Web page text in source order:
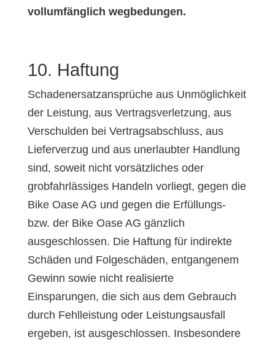
vollumfänglich wegbedungen.
10. Haftung
Schadenersatzansprüche aus Unmöglichkeit
der Leistung, aus Vertragsverletzung, aus
Verschulden bei Vertragsabschluss, aus
Lieferverzug und aus unerlaubter Handlung
sind, soweit nicht vorsätzliches oder
grobfahrlässiges Handeln vorliegt, gegen die
Bike Oase AG und gegen die Erfüllungs-
bzw. der Bike Oase AG gänzlich
ausgeschlossen. Die Haftung für indirekte
Schäden und Folgeschäden, entgangenem
Gewinn sowie nicht realisierte
Einsparungen, die sich aus dem Gebrauch
durch Fehlleistung oder Leistungsausfall
ergeben, ist ausgeschlossen. Insbesondere